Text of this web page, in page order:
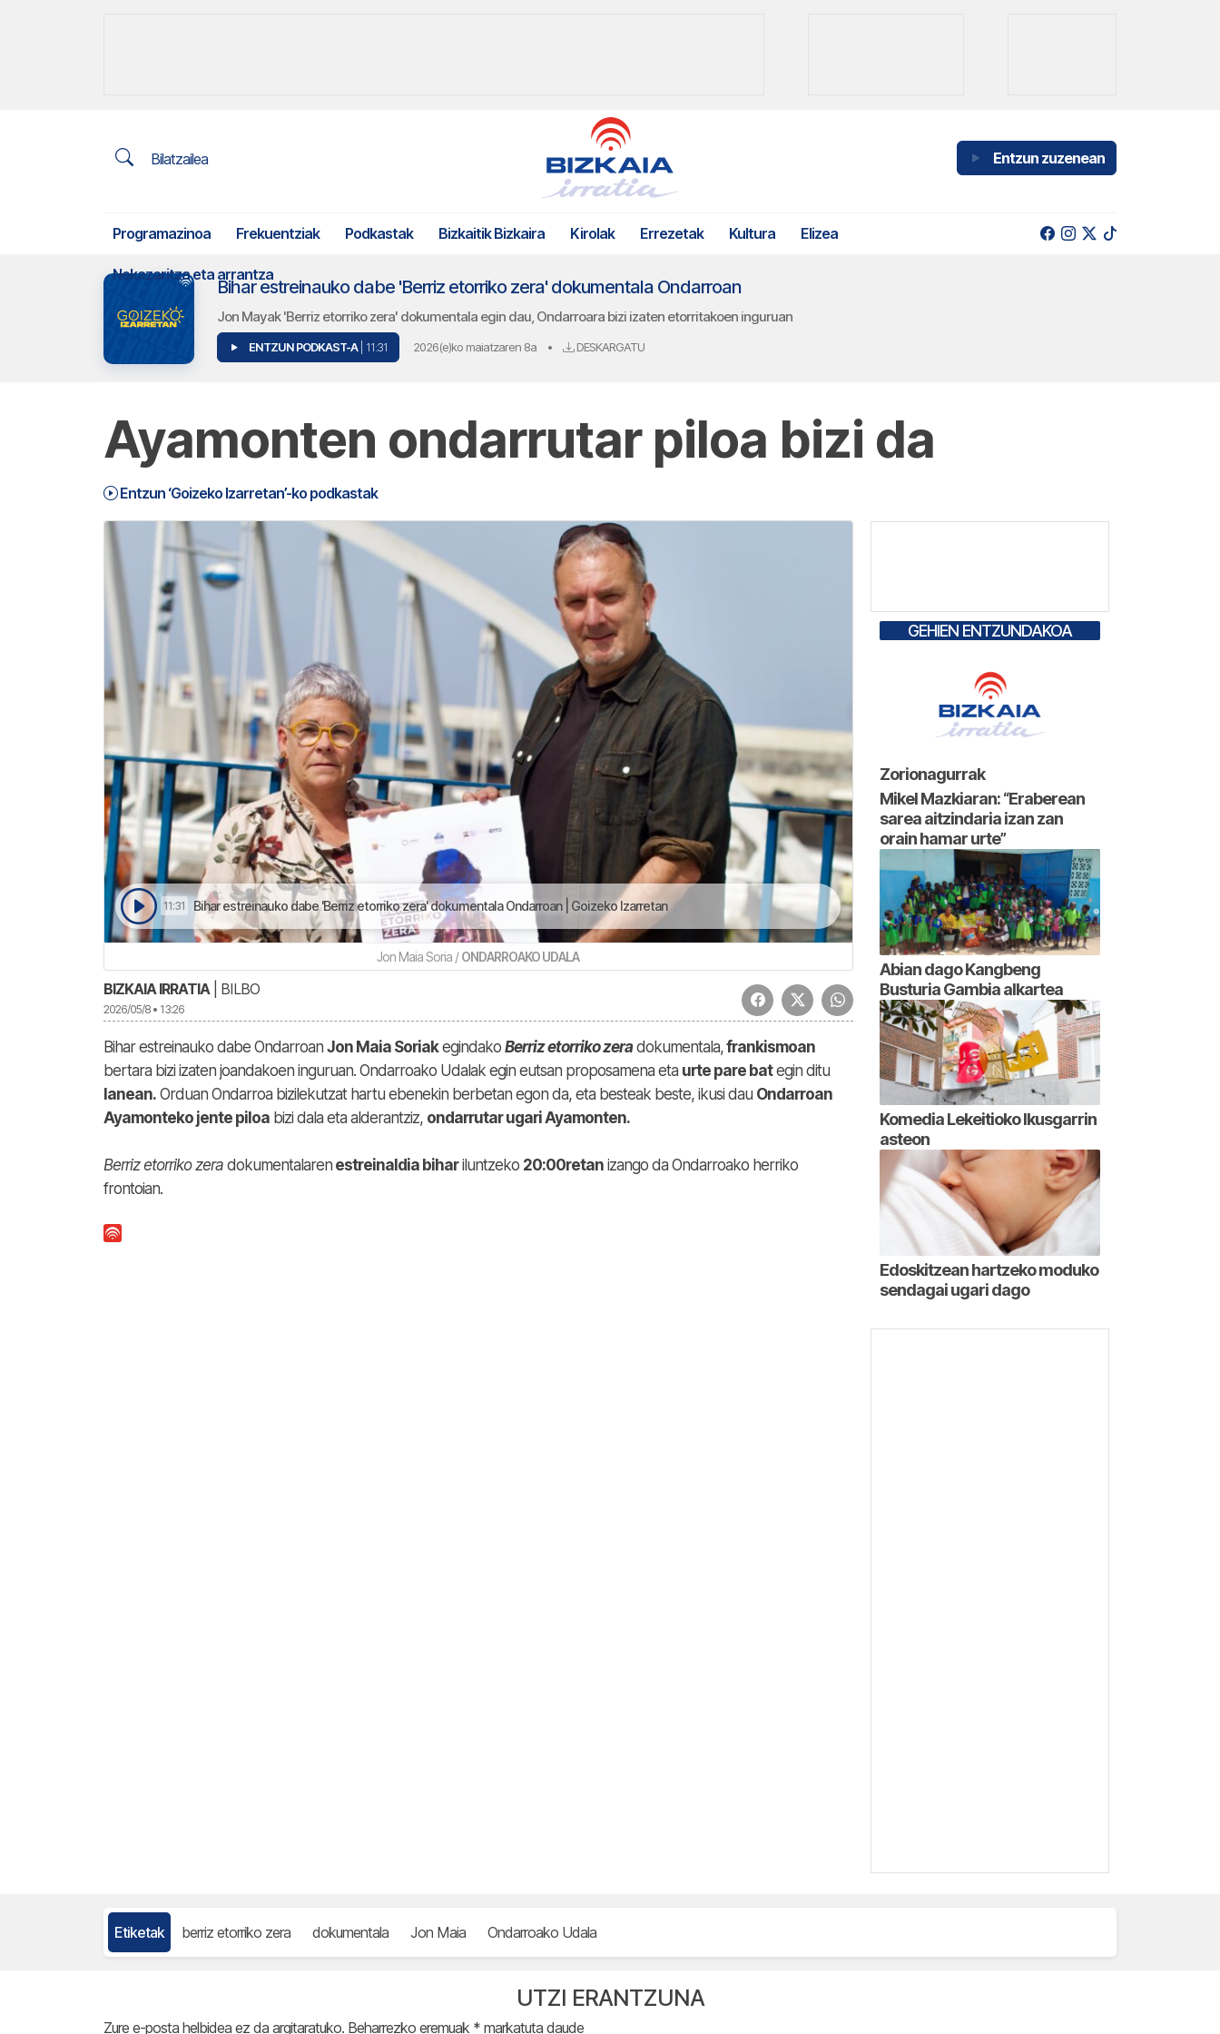
Bilatzailea Entzun zuzenean
Programazinoa Frekuentziak Podkastak Bizkaitik Bizkaira Kirolak Errezetak Kultura Elizea
Nekazaritza eta arrantza
Bihar estreinauko dabe 'Berriz etorriko zera' dokumentala Ondarroan
Jon Mayak 'Berriz etorriko zera' dokumentala egin dau, Ondarroara bizi izaten etorritakoen inguruan
ENTZUN PODKAST-A | 11:31 2026(e)ko maiatzaren 8a • DESKARGATU
Ayamonten ondarrutar piloa bizi da
Entzun ‘Goizeko Izarretan’-ko podkastak
11:31 Bihar estreinauko dabe 'Berriz etorriko zera' dokumentala Ondarroan | Goizeko Izarretan
Jon Maia Soria /ONDARROAKO UDALA
BIZKAIA IRRATIA| BILBO
2026/05/8 • 13:26
Bihar estreinauko dabe Ondarroan Jon Maia Soriakegindako Berriz etorriko zeradokumentala,frankismoan
bertara bizi izaten joandakoen inguruan. Ondarroako Udalak egin eutsan proposamena eta urte pare bategin ditu
lanean. Orduan Ondarroa bizilekutzat hartu ebenekin berbetan egon da, eta besteak beste, ikusi dau Ondarroan
Ayamonteko jente piloa bizi dala eta alderantziz, ondarrutar ugari Ayamonten.
Berriz etorriko zera dokumentalaren estreinaldia bihariluntzeko 20:00retan izango da Ondarroako herriko
frontoian.
GEHIEN ENTZUNDAKOA
Zorionagurrak
Mikel Mazkiaran: “Eraberean
sarea aitzindaria izan zan
orain hamar urte”
Abian dago Kangbeng
Busturia Gambia alkartea
Komedia Lekeitioko Ikusgarrin
asteon
Edoskitzean hartzeko moduko
sendagai ugari dago
Etiketak berriz etorriko zera dokumentala Jon Maia Ondarroako Udala
UTZI ERANTZUNA
Zure e-posta helbidea ez da argitaratuko. Beharrezko eremuak * markatuta daude